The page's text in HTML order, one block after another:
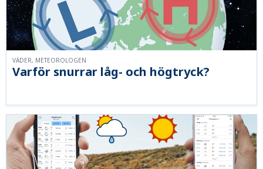
Varför snurrar låg- och högtryck?
VÄDER, METEOROLOGEN